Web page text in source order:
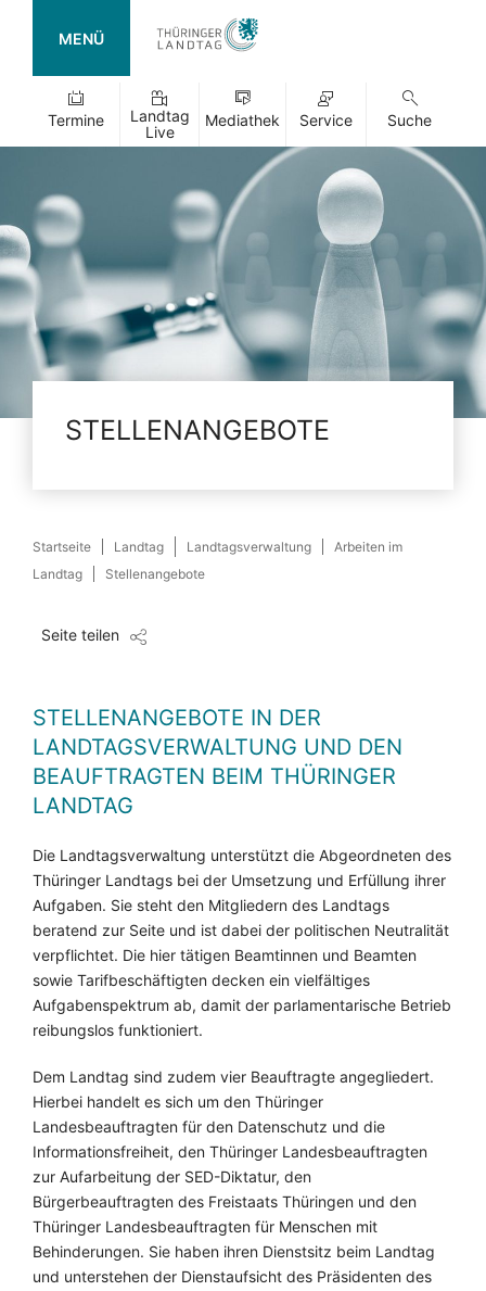
MENÜ
Termine
Landtag
Live
Mediathek Service Suche
STELLENANGEBOTE
Startseite Landtag Landtagsverwaltung
Arbeiten im
Landtag
Stellenangebote
Seite teilen
STELLENANGEBOTE IN DER
LANDTAGSVERWALTUNG UND DEN
BEAUFTRAGTEN BEIM THÜRINGER
LANDTAG
Die Landtagsverwaltung unterstützt die Abgeordneten des
Thüringer Landtags bei der Umsetzung und Erfüllung ihrer
Aufgaben. Sie steht den Mitgliedern des Landtags
beratend zur Seite und ist dabei der politischen Neutralität
verpflichtet. Die hier tätigen Beamtinnen und Beamten
sowie Tarifbeschäftigten decken ein vielfältiges
Aufgabenspektrum ab, damit der parlamentarische Betrieb
reibungslos funktioniert.
Dem Landtag sind zudem vier Beauftragte angegliedert.
Hierbei handelt es sich um den Thüringer
Landesbeauftragten für den Datenschutz und die
Informationsfreiheit, den Thüringer Landesbeauftragten
zur Aufarbeitung der SED-Diktatur, den
Bürgerbeauftragten des Freistaats Thüringen und den
Thüringer Landesbeauftragten für Menschen mit
Behinderungen. Sie haben ihren Dienstsitz beim Landtag
und unterstehen der Dienstaufsicht des Präsidenten des